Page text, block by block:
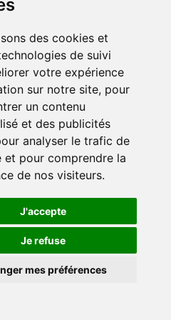
des cookies et
de suivi
votre expérience
sur notre site, pour
un contenu
et des publicités
analyser le trafic de
et pour comprendre la
de nos visiteurs.
J'accepte
Je refuse
mes préférences